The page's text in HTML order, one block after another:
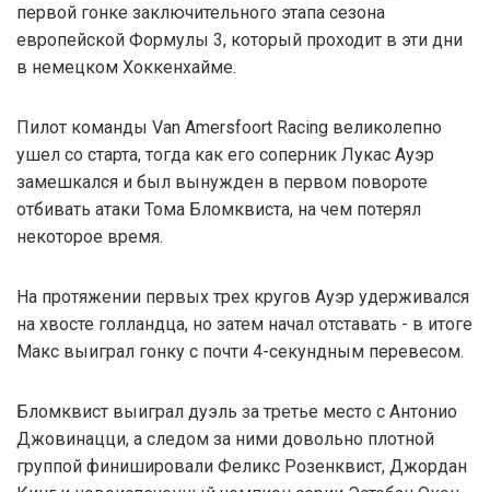
первой гонке заключительного этапа сезона
европейской Формулы 3, который проходит в эти дни
в немецком Хоккенхайме.
Пилот команды Van Amersfoort Racing великолепно
ушел со старта, тогда как его соперник Лукас Ауэр
замешкался и был вынужден в первом повороте
отбивать атаки Тома Бломквиста, на чем потерял
некоторое время.
На протяжении первых трех кругов Ауэр удерживался
на хвосте голландца, но затем начал отставать - в итоге
Макс выиграл гонку с почти 4-секундным перевесом.
Бломквист выиграл дуэль за третье место с Антонио
Джовинацци, а следом за ними довольно плотной
группой финишировали Феликс Розенквист, Джордан